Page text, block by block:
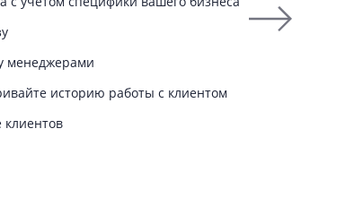
менеджерами
историю работы с клиентом
клиентов